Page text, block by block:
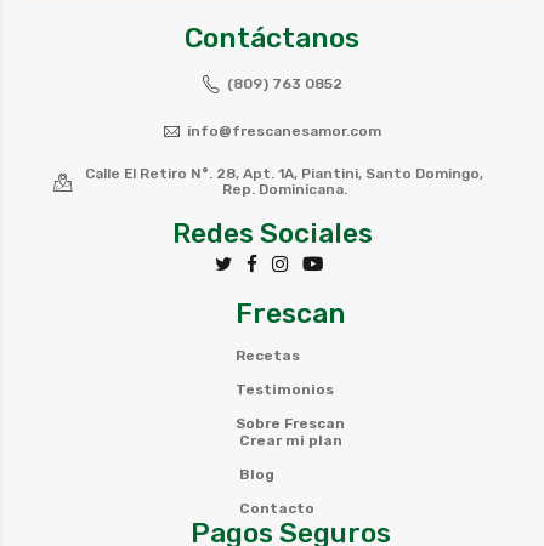
Contáctanos
(809) 763 0852
info@frescanesamor.com
Calle El Retiro N°. 28, Apt. 1A, Piantini, Santo Domingo,
Rep. Dominicana.
Redes Sociales
Frescan
Recetas
Testimonios
Sobre Frescan
Crear mi plan
Blog
Contacto
Pagos Seguros